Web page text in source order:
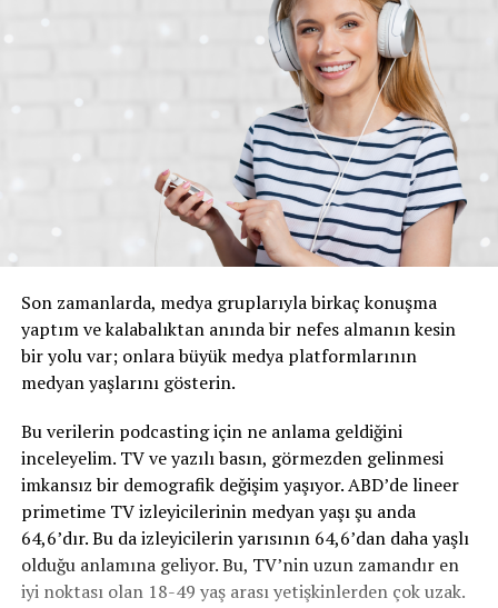
Son zamanlarda, medya gruplarıyla birkaç konuşma
yaptım ve kalabalıktan anında bir nefes almanın kesin
bir yolu var; onlara büyük medya platformlarının
medyan yaşlarını gösterin.
Bu verilerin podcasting için ne anlama geldiğini
inceleyelim. TV ve yazılı basın, görmezden gelinmesi
imkansız bir demografik değişim yaşıyor. ABD’de lineer
primetime TV izleyicilerinin medyan yaşı şu anda
64,6’dır. Bu da izleyicilerin yarısının 64,6’dan daha yaşlı
olduğu anlamına geliyor. Bu, TV’nin uzun zamandır en
iyi noktası olan 18-49 yaş arası yetişkinlerden çok uzak.